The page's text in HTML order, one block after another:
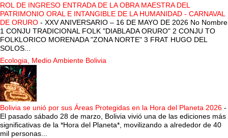
ROL DE INGRESO ENTRADA DE LA OBRA MAESTRA DEL
PATRIMONIO ORAL E INTANGIBLE DE LA HUMANIDAD - CARNAVAL
DE ORURO - XXV ANIVERSARIO – 16 DE MAYO DE 2026 No Nombre
1 CONJU TRADICIONAL FOLK "DIABLADA ORURO" 2 CONJU TO
FOLKLORICO MORENADA "ZONA NORTE" 3 FRAT HUGO DEL
SOLOS...
Ecologia, Medio Ambiente Bolivia
Bolivia se unió por sus Áreas Protegidas en la Hora del Planeta 2026 -
El pasado sábado 28 de marzo, Bolivia vivió una de las ediciones más
significativas de la *Hora del Planeta*, movilizando a alrededor de 40
mil personas...